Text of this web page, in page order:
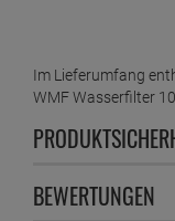
Im Lieferumfang
WMF Wasserfilter
BEWERTUNGEN